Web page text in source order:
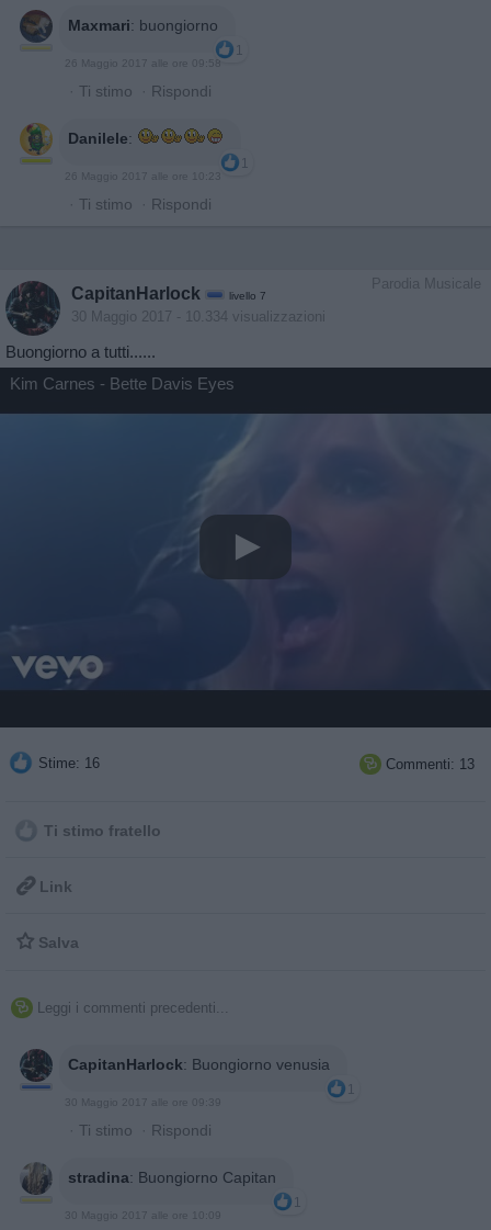
Maxmari: buongiorno
1
26 Maggio 2017 alle ore 09:58
· Ti stimo · Rispondi
Danilele:
1
26 Maggio 2017 alle ore 10:23
· Ti stimo · Rispondi
Parodia Musicale
CapitanHarlock livello 7
30 Maggio 2017 - 10.334 visualizzazioni
Buongiorno a tutti......
Kim Carnes - Bette Davis Eyes
Stime: 16  Commenti: 13
Ti stimo fratello
 Link
 Salva
 Leggi i commenti precedenti...
CapitanHarlock: Buongiorno venusia
1
30 Maggio 2017 alle ore 09:39
· Ti stimo · Rispondi
stradina: Buongiorno Capitan
1
30 Maggio 2017 alle ore 10:09